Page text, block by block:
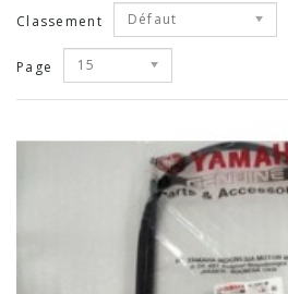
Classement Défaut
Page 15